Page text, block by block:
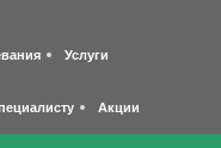
Услуги
Акции